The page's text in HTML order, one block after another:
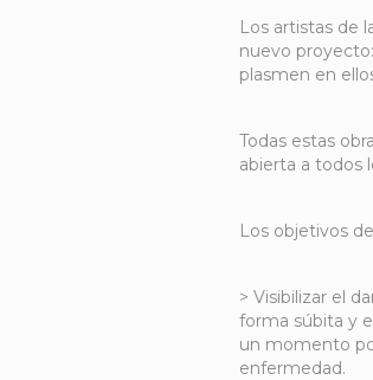
Los artistas de
nuevo
plasmen en
Todas estas
abierta a todos
Los objetivos
> Visibilizar el
forma súbita y
un momento
enfermedad.